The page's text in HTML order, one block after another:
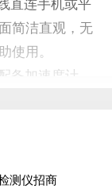
简洁直观，无
用。
加速度计，
智能温控功
仪的耳镜无感
测仪招商